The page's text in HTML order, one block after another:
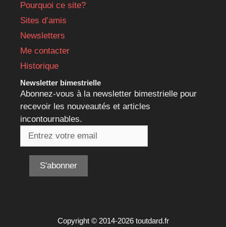
Pourquoi ce site?
Sites d’amis
Newsletters
Me contacter
Historique
Newsletter bimestrielle
Abonnez-vous à la newsletter bimestrielle pour
recevoir les nouveautés et articles
incontournables.
Copyright © 2014-2026 toutdard.fr